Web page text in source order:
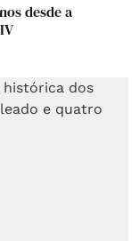
desde a